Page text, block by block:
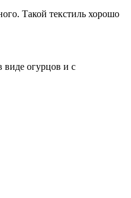
Такой текстиль хорошо
виде огурцов и с